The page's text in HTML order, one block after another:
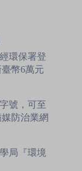
環保署登
幣6萬元
號，可至
防治業網
局『環境